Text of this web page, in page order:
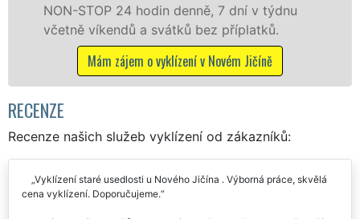
STOP 24 hodin denně, 7 dní v týdnu
víkendů a svátků bez příplatků.
Mám zájem o vyklízení v Novém Jičíně
RECENZE
Recenze našich služeb vyklízení od zákazníků:
Vyklízení staré usedlosti u Nového Jičína . Výborná práce, skvělá
cena vyklízení. Doporučujeme.